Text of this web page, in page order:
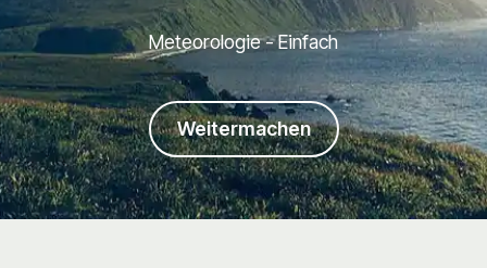
Meteorologie - Einfach
Weitermachen